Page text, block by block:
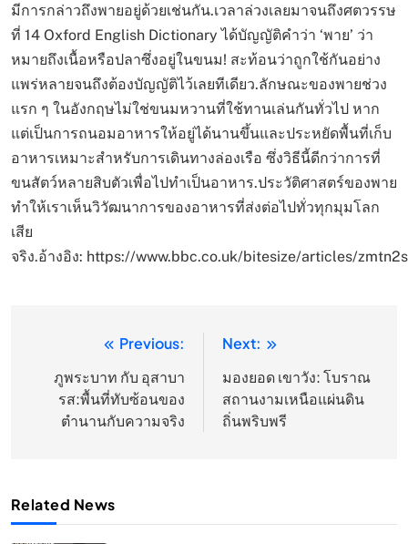
มีการกล่าวถึงพายอยู่ด้วยเช่นกัน.เวลาล่วงเลยมาจนถึงศตวรรษ
ที่ 14 Oxford English Dictionary ได้บัญญัติคำว่า ‘พาย’ ว่า
หมายถึงเนื้อหรือปลาซึ่งอยู่ในขนม! สะท้อนว่าถูกใช้กันอย่าง
แพร่หลายจนถึงต้องบัญญัติไว้เลยทีเดียว.ลักษณะของพายช่วง
แรก ๆ ในอังกฤษไม่ใช่ขนมหวานที่ใช้ทานเล่นกันทั่วไป หาก
แต่เป็นการถนอมอาหารให้อยู่ได้นานขึ้นและประหยัดพื้นที่เก็บ
อาหารเหมาะสำหรับการเดินทางล่องเรือ ซึ่งวิธีนี้ดีกว่าการที่
ขนสัตว์หลายสิบตัวเพื่อไปทำเป็นอาหาร.ประวัติศาสตร์ของพาย
ทำให้เราเห็นวิวัฒนาการของอาหารที่ส่งต่อไปทั่วทุกมุมโลก
เสีย
จริง.อ้างอิง: https://www.bbc.co.uk/bitesize/articles/
แนะแนว
เรื่อง
Previous:
ภูพระบาท กับ อุสาบา
รส:พื้นที่ทับซ้อนของ
ตำนานกับความจริง
Next:
มองยอด เขาวัง: โบราณ
สถานงามเหนือแผ่นดิน
ถิ่นพริบพรี
Related News